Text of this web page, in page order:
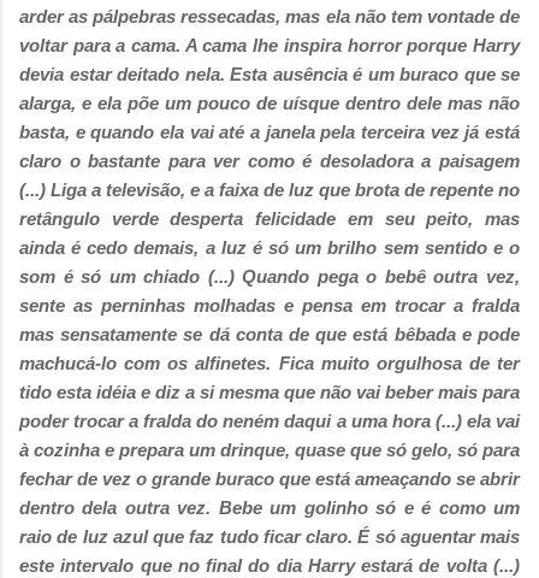
arder as pálpebras ressecadas, mas ela não tem vontade de
voltar para a cama. A cama lhe inspira horror porque Harry
devia estar deitado nela. Esta ausência é um buraco que se
alarga, e ela põe um pouco de uísque dentro dele mas não
basta, e quando ela vai até a janela pela terceira vez já está
claro o bastante para ver como é desoladora a paisagem
(...) Liga a televisão, e a faixa de luz que brota de repente no
retângulo verde desperta felicidade em seu peito, mas
ainda é cedo demais, a luz é só um brilho sem sentido e o
som é só um chiado (...) Quando pega o bebê outra vez,
sente as perninhas molhadas e pensa em trocar a fralda
mas sensatamente se dá conta de que está bêbada e pode
machucá-lo com os alfinetes. Fica muito orgulhosa de ter
tido esta idéia e diz a si mesma que não vai beber mais para
poder trocar a fralda do neném daqui a uma hora (...) ela vai
à cozinha e prepara um drinque, quase que só gelo, só para
fechar de vez o grande buraco que está ameaçando se abrir
dentro dela outra vez. Bebe um golinho só e é como um
raio de luz azul que faz tudo ficar claro. É só aguentar mais
este intervalo que no final do dia Harry estará de volta (...)